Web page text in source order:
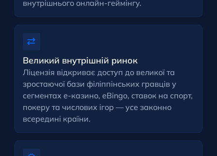
внутрішнього онлайн-геймінгу.
Великий внутрішній ринок
Ліцензія відкриває доступ до великої та
зростаючої бази філіппінських гравців у
сегментах e-казино, eBingo, ставок на спорт,
покеру та числових ігор — усе законно
всередині країни.